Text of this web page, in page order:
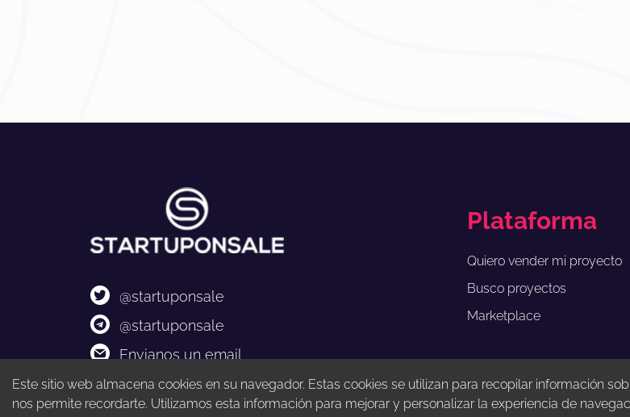
Este sitio web almacena cookies en su navegador. Estas cookies se utilizan para recopilar información
nos permite recordarte. Utilizamos esta información para mejorar y personalizar la experiencia de
@startuponsale
@startuponsale
Envianos un email
Plataforma
Quiero vender mi proyecto
Busco proyectos
Marketplace